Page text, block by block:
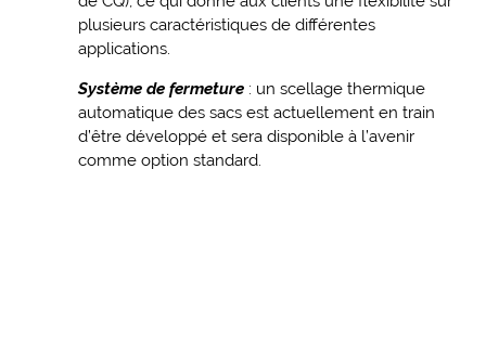
plusieurs caractéristiques de différentes
applications.
Système de fermeture : un scellage thermique
automatique des sacs est actuellement en train
d’être développé et sera disponible à l’avenir
comme option standard.